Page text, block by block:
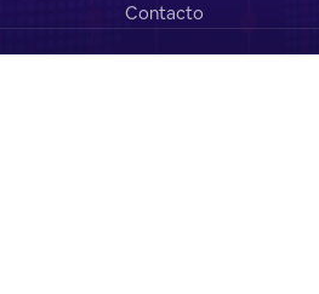
Contacto